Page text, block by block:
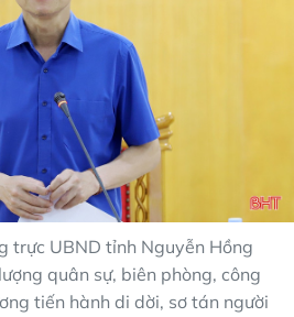
trực UBND tỉnh Nguyễn Hồng
quân sự, biên phòng, công
tiến hành di dời, sơ tán người